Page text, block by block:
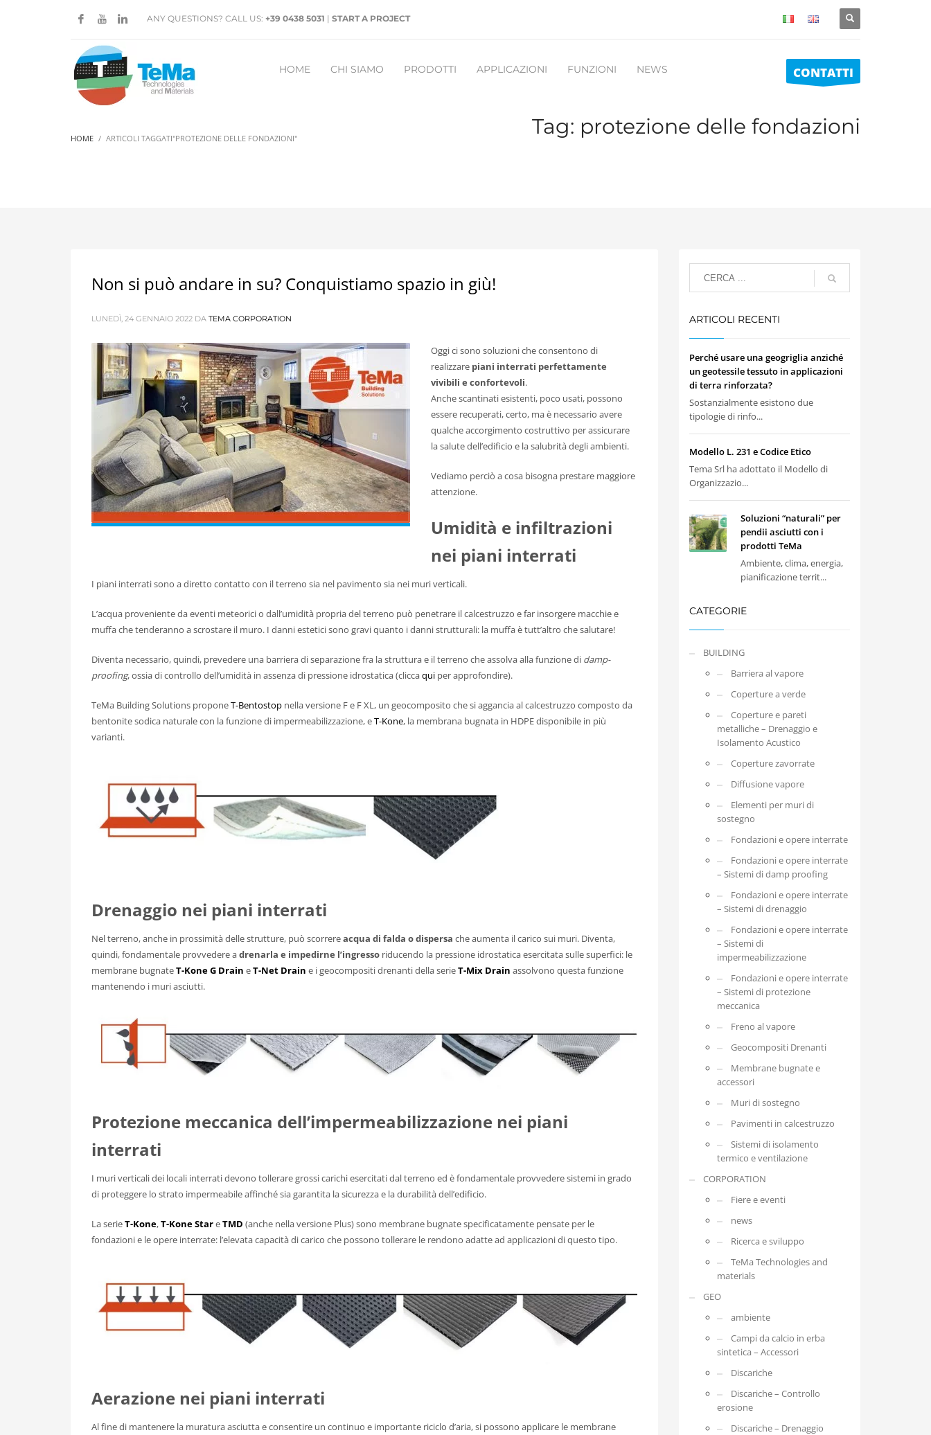
ANY QUESTIONS? CALL US: +39 0438 5031 | START A PROJECT
HOME CHI SIAMO PRODOTTI APPLICAZIONI FUNZIONI NEWS CONTATTI
HOME ARTICOLI TAGGATI"PROTEZIONE DELLE FONDAZIONI" Tag: protezione delle fondazioni
Non si può andare in su? Conquistiamo spazio in giù!
LUNEDÌ, 24 GENNAIO 2022 DA TEMA CORPORATION
Oggi ci sono soluzioni che consentono di
realizzare piani interrati perfettamente
vivibili e confortevoli.
Anche scantinati esistenti, poco usati, possono
essere recuperati, certo, ma è necessario avere
qualche accorgimento costruttivo per assicurare
la salute dell’edificio e la salubrità degli ambienti.
Vediamo perciò a cosa bisogna prestare maggiore
attenzione.
Umidità e infiltrazioni
nei piani interrati
I piani interrati sono a diretto contatto con il terreno sia nel pavimento sia nei muri verticali.
L’acqua proveniente da eventi meteorici o dall’umidità propria del terreno può penetrare il calcestruzzo e far insorgere macchie e
muffa che tenderanno a scrostare il muro. I danni estetici sono gravi quanto i danni strutturali: la muffa è tutt’altro che salutare!
Diventa necessario, quindi, prevedere una barriera di separazione fra la struttura e il terreno che assolva alla funzione di damp-
proofing, ossia di controllo dell’umidità in assenza di pressione idrostatica (cliccaqui per approfondire).
TeMa Building Solutions proponeT-Bentostop nella versione F e F XL, un geocomposito che si aggancia al calcestruzzo composto da
bentonite sodica naturale con la funzione di impermeabilizzazione, eT-Kone, la membrana bugnata in HDPE disponibile in più
varianti.
Drenaggio nei piani interrati
Nel terreno, anche in prossimità delle strutture, può scorrereacqua di falda o dispersa che aumenta il carico sui muri. Diventa,
quindi, fondamentale provvedere adrenarla e impedirne l’ingresso riducendo la pressione idrostatica esercitata sulle superfici: le
membrane bugnateT-Kone G Drain eT-Net Drain e i geocompositi drenanti della serieT-Mix Drain assolvono questa funzione
mantenendo i muri asciutti.
Protezione meccanica dell’impermeabilizzazione nei piani
interrati
I muri verticali dei locali interrati devono tollerare grossi carichi esercitati dal terreno ed è fondamentale provvedere sistemi in grado
di proteggere lo strato impermeabile affinché sia garantita la sicurezza e la durabilità dell’edificio.
La serieT-Kone,T-Kone StareTMD (anche nella versione Plus) sono membrane bugnate specificatamente pensate per le
fondazioni e le opere interrate: l’elevata capacità di carico che possono tollerare le rendono adatte ad applicazioni di questo tipo.
Aerazione nei piani interrati
Al fine di mantenere la muratura asciutta e consentire un continuo e importante riciclo d’aria, si possono applicare le membrane
ARTICOLI RECENTI
Perché usare una geogriglia anziché
un geotessile tessuto in applicazioni
di terra rinforzata?
Sostanzialmente esistono due
tipologie di rinfo...
Modello L. 231 e Codice Etico
Tema Srl ha adottato il Modello di
Organizzazio...
Soluzioni “naturali” per
pendii asciutti con i
prodotti TeMa
Ambiente, clima, energia,
pianificazione territ...
CATEGORIE
BUILDING
Barriera al vapore
Coperture a verde
Coperture e pareti
metalliche – Drenaggio e
Isolamento Acustico
Coperture zavorrate
Diffusione vapore
Elementi per muri di
sostegno
Fondazioni e opere interrate
Fondazioni e opere interrate
– Sistemi di damp proofing
Fondazioni e opere interrate
– Sistemi di drenaggio
Fondazioni e opere interrate
– Sistemi di
impermeabilizzazione
Fondazioni e opere interrate
– Sistemi di protezione
meccanica
Freno al vapore
Geocompositi Drenanti
Membrane bugnate e
accessori
Muri di sostegno
Pavimenti in calcestruzzo
Sistemi di isolamento
termico e ventilazione
CORPORATION
Fiere e eventi
news
Ricerca e sviluppo
TeMa Technologies and
materials
GEO
ambiente
Campi da calcio in erba
sintetica – Accessori
Discariche
Discariche – Controllo
erosione
Discariche – Drenaggio